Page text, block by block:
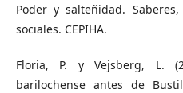
Poder y salteñidad.
sociales. CEPIHA.
Floria, P. y Vejsberg, L.
barilochense antes de